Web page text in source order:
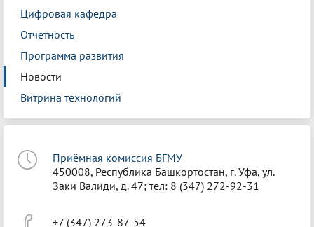
Цифровая кафедра
Отчетность
Программа развития
Новости
Витрина технологий
Приёмная комиссия БГМУ
450008, Республика Башкортостан, г. Уфа, ул.
Заки Валиди, д. 47; тел: 8 (347) 272-92-31
+7 (347) 273-87-54